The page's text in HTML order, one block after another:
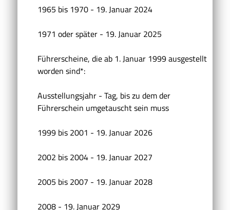
1965 bis 1970 - 19. Januar 2024
1971 oder später - 19. Januar 2025
Führerscheine, die ab 1. Januar 1999 ausgestellt
worden sind*:
Ausstellungsjahr - Tag, bis zu dem der
Führerschein umgetauscht sein muss
1999 bis 2001 - 19. Januar 2026
2002 bis 2004 - 19. Januar 2027
2005 bis 2007 - 19. Januar 2028
2008 - 19. Januar 2029